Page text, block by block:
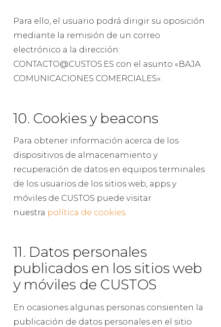
Para ello, el usuario podrá dirigir su oposición
mediante la remisión de un correo
electrónico a la dirección:
CONTACTO@CUSTOS.ES con el asunto «BAJA
COMUNICACIONES COMERCIALES».
10. Cookies y beacons
Para obtener información acerca de los
dispositivos de almacenamiento y
recuperación de datos en equipos terminales
de los usuarios de los sitios web, apps y
móviles de CUSTOS puede visitar
nuestra política de cookies.
11. Datos personales
publicados en los sitios web
y móviles de CUSTOS
En ocasiones algunas personas consienten la
publicación de datos personales en el sitio